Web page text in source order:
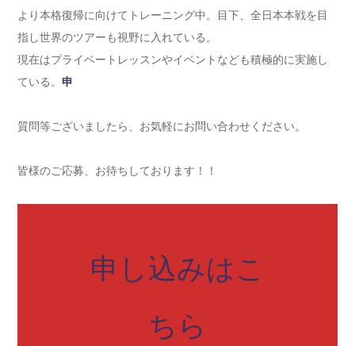
より本格復帰に向けてトレーニング中。目下、全日本本戦を目
指し世界のツアーも視野に入れている。
現在はプライベートレッスンやイベントなども積極的に実施し
ている。 申
質問等ございましたら、お気軽にお問い合わせください。
皆様のご応募、お待ちしております！！
申し込みはこ
ちら